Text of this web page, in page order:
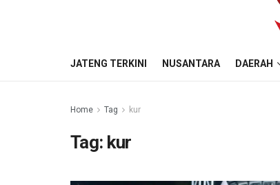
JATENG TERKINI NUSANTARA DAERAH
Home Tag kur
Tag: kur